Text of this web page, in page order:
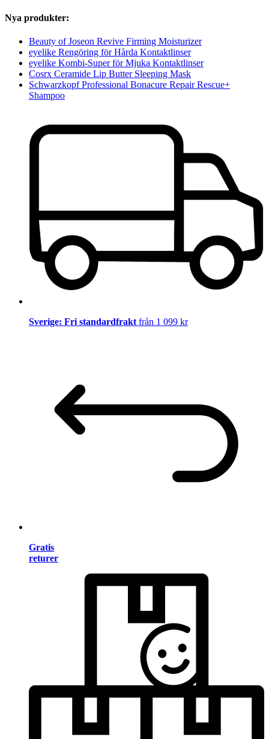
Nya produkter:
Beauty of Joseon Revive Firming Moisturizer
eyelike Rengöring för Hårda Kontaktlinser
eyelike Kombi-Super för Mjuka Kontaktlinser
Cosrx Ceramide Lip Butter Sleeping Mask
Schwarzkopf Professional Bonacure Repair Rescue+
Shampoo
Sverige: Fri standardfrakt från 1 099 kr
Gratis
returer